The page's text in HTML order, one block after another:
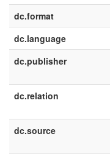
dc.format
dc.language
dc.publisher
dc.relation
dc.source